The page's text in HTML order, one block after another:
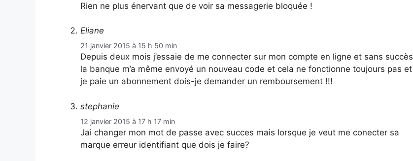
Rien ne plus énervant que de voir sa messagerie bloquée !
Eliane
21 janvier 2015 à 15 h 50 min
Depuis deux mois j’essaie de me connecter sur mon compte en ligne et sans succès
la banque m’a même envoyé un nouveau code et cela ne fonctionne toujours pas et
je paie un abonnement dois-je demander un remboursement !!!
stephanie
12 janvier 2015 à 17 h 17 min
Jai changer mon mot de passe avec succes mais lorsque je veut me conecter sa
marque erreur identifiant que dois je faire?